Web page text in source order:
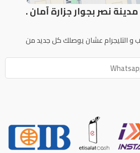
و التليجرام عشان يوصلك كل جديد من